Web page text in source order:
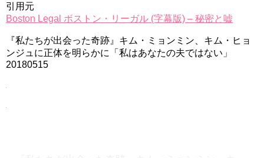
引用元
Boston Legal ボストン・リーガル (字幕版) – 秘密と嘘
『私たちが出会った奇跡』キム・ミョンミン、キム・ヒョ
ンジュに正体を明らかに「私はあなたの夫ではない」
20180515